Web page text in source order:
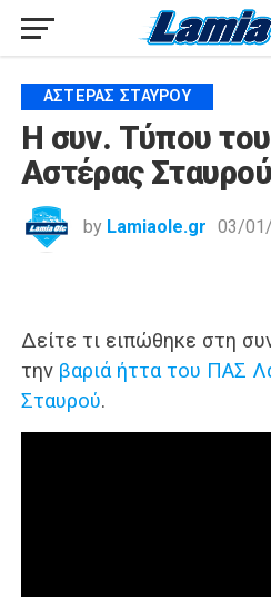
ΑΣΤΈΡΑΣ ΣΤΑΥΡΟΎ
Η συν. Τύπου
Αστέρας
by Lamiaole.gr 03/
Δείτε τι ειπώθηκε στη
την βαριά ήττα του ΠΑΣ
Σταυρού.